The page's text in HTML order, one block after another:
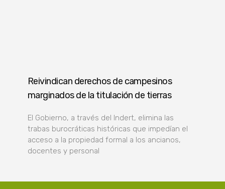
Reivindican derechos de campesinos
marginados de la titulación de tierras
El Gobierno, a través del Indert, elimina las
trabas burocráticas históricas que impedían el
acceso a la propiedad formal a los ancianos,
docentes y personal